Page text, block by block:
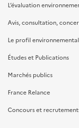
L’évaluation
Avis, consultation,
Le profil
Études et Publications
Marchés publics
France Relance
Concours et